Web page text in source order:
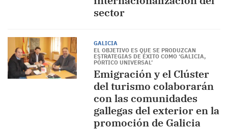
sector
GALICIA
EL OBJETIVO ES QUE SE PRODUZCAN
ESTRATEGIAS DE ÉXITO COMO ‘GALICIA,
PÓRTICO UNIVERSAL’
Emigración y el Clúster
del turismo colaborarán
con las comunidades
gallegas del exterior en la
promoción de Galicia